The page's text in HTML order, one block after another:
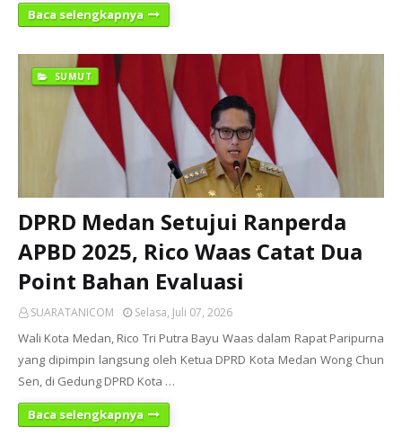
Baca selengkapnya
SUMUT
DPRD Medan Setujui Ranperda
APBD 2025, Rico Waas Catat Dua
Point Bahan Evaluasi
SUARATANICOM Selasa, Juli 07, 2026
Wali Kota Medan, Rico Tri Putra Bayu Waas dalam Rapat Paripurna
yang dipimpin langsung oleh Ketua DPRD Kota Medan Wong Chun
Sen, di Gedung DPRD Kota …
Baca selengkapnya